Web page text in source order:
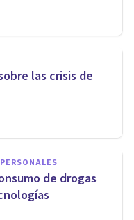
las crisis de
de drogas